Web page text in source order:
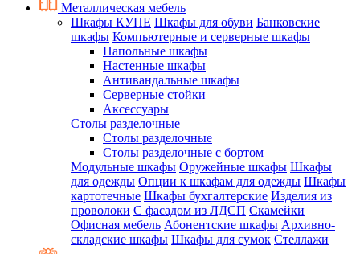
Металлическая мебель
Шкафы КУПЕ Шкафы для обуви Банковские
шкафы Компьютерные и серверные шкафы
Напольные шкафы
Настенные шкафы
Антивандальные шкафы
Серверные стойки
Аксессуары
Столы разделочные
Столы разделочные
Столы разделочные с бортом
Модульные шкафы Оружейные шкафы Шкафы
для одежды Опции к шкафам для одежды Шкафы
картотечные Шкафы бухгалтерские Изделия из
проволоки С фасадом из ЛДСП Скамейки
Офисная мебель Абонентские шкафы Архивно-
складские шкафы Шкафы для сумок Стеллажи